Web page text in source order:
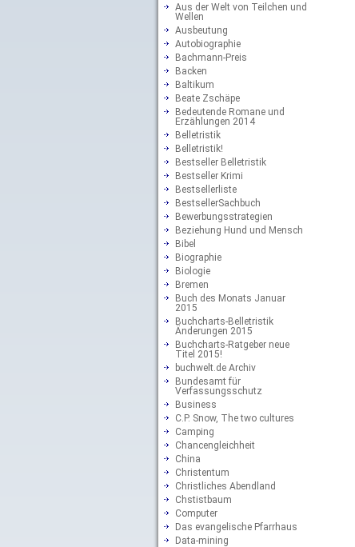
Aus der Welt von Teilchen und
Wellen
Ausbeutung
Autobiographie
Bachmann-Preis
Backen
Baltikum
Beate Zschäpe
Bedeutende Romane und
Erzählungen 2014
Belletristik
Belletristik!
Bestseller Belletristik
Bestseller Krimi
Bestsellerliste
BestsellerSachbuch
Bewerbungsstrategien
Beziehung Hund und Mensch
Bibel
Biographie
Biologie
Bremen
Buch des Monats Januar
2015
Buchcharts-Belletristik
Änderungen 2015
Buchcharts-Ratgeber neue
Titel 2015!
buchwelt.de Archiv
Bundesamt für
Verfassungsschutz
Business
C.P. Snow, The two cultures
Camping
Chancengleichheit
China
Christentum
Christliches Abendland
Chstistbaum
Computer
Das evangelische Pfarrhaus
Data-mining